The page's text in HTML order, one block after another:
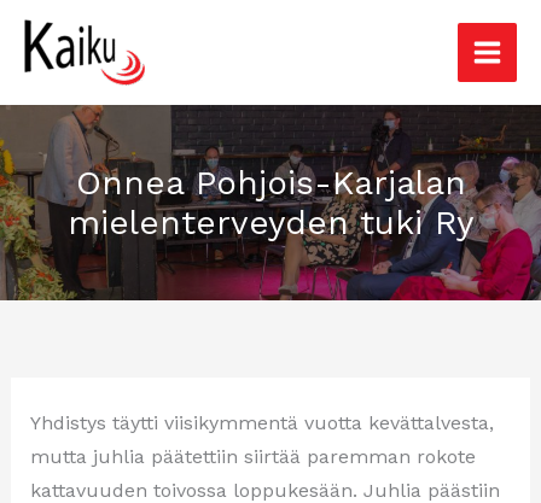
Siirry
sisältöön
Onnea Pohjois-Karjalan
mielenterveyden tuki Ry
Yhdistys täytti viisikymmentä vuotta kevättalvesta,
mutta juhlia päätettiin siirtää paremman rokote
kattavuuden toivossa loppukesään. Juhlia päästiin